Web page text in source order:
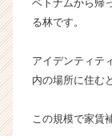
ベトナムから帰
る林です。
アイデンティテ
内の場所に住む
この規模で家賃